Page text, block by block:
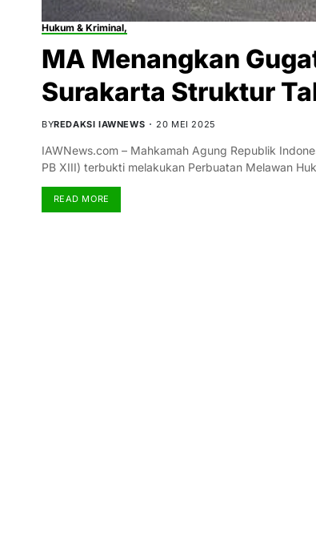
Hukum & Kriminal,
MA Menangkan
Surakarta Struktur
BYREDAKSI IAWNEWS 20 MEI 2025
IAWNews.com – Mahkamah Agung Republik
PB XIII) terbukti melakukan Perbuatan Melawan
READ MORE